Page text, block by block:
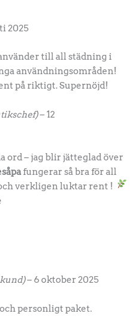
2025
till all städning i
användningsområden!
på riktigt. Supernöjd!
–12
ord – jag blir jätteglad över
fungerar så bra för all
verkligen luktar rent !
–6 oktober 2025
personligt paket.